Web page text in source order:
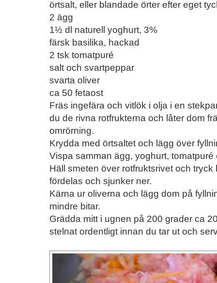
örtsalt, eller blandade örter efter eget
2 ägg
1½ dl naturell yoghurt, 3%
färsk basilika, hackad
2 tsk tomatpuré
salt och svartpeppar
svarta oliver
ca 50 fetaost
Fräs ingefära och vitlök i olja i en
du de rivna rotfrukterna och låter dom
omrörning.
Krydda med örtsaltet och lägg över
Vispa samman ägg, yoghurt,
Häll smeten över rotfruktsrivet och
fördelas och sjunker ner.
Kärna ur oliverna och lägg dom på
mindre bitar.
Grädda mitt i ugnen på 200 grader ca
stelnat ordentligt innan du tar ut och